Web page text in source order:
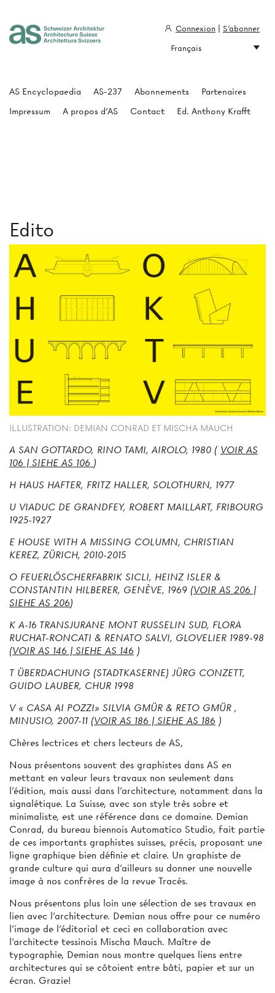
Edito
ILLUSTRATION: DEMIAN CONRAD ET MISCHA MAUCH
A SAN GOTTARDO, RINO TAMI, AIROLO, 1980 ( VOIR AS
106 | SIEHE AS 106 )
H HAUS HAFTER, FRITZ HALLER, SOLOTHURN, 1977
U VIADUC DE GRANDFEY, ROBERT MAILLART, FRIBOURG
1925-1927
E HOUSE WITH A MISSING COLUMN, CHRISTIAN
KEREZ, ZÜRICH, 2010-2015
O FEUERLÖSCHERFABRIK SICLI, HEINZ ISLER &
CONSTANTIN HILBERER, GENÈVE, 1969 (VOIR AS 206 |
SIEHE AS 206)
K A-16 TRANSJURANE MONT RUSSELIN SUD, FLORA
RUCHAT-RONCATI & RENATO SALVI, GLOVELIER 1989-98
(VOIR AS 146 | SIEHE AS 146 )
TÜBERDACHUNG (STADTKASERNE) JÜRG CONZETT,
GUIDO LAUBER, CHUR 1998
V « CASA AI POZZI» SILVIA GMÜR & RETO GMÜR ,
MINUSIO, 2007-11 (VOIR AS 186 | SIEHE AS 186 )
Chères lectrices et chers lecteurs de AS,
Nous présentons souvent des graphistes dans AS en
mettant en valeur leurs travaux non seulement dans
l’édition, mais aussi dans l’architecture, notamment dans la
signalétique. La Suisse, avec son style très sobre et
minimaliste, est une référence dans ce domaine. Demian
Conrad, du bureau biennois Automatico Studio, fait partie
de ces importants graphistes suisses, précis, proposant une
ligne graphique bien définie et claire. Un graphiste de
grande culture qui aura d’ailleurs su donner une nouvelle
image à nos confrères de la revue Tracés.
Nous présentons plus loin une sélection de ses travaux en
lien avec l’architecture. Demian nous offre pour ce numéro
l’image de l’éditorial et ceci en collaboration avec
l’architecte tessinois Mischa Mauch. Maître de
typographie, Demian nous montre quelques liens entre
architectures qui se côtoient entre bâti, papier et sur un
écran. Grazie!
AS Encyclopaedia AS-237 Abonnements
Partenaires
Impressum
A propos d'AS Contact Ed. Anthony Krafft
Connexion
S'abonner
Français